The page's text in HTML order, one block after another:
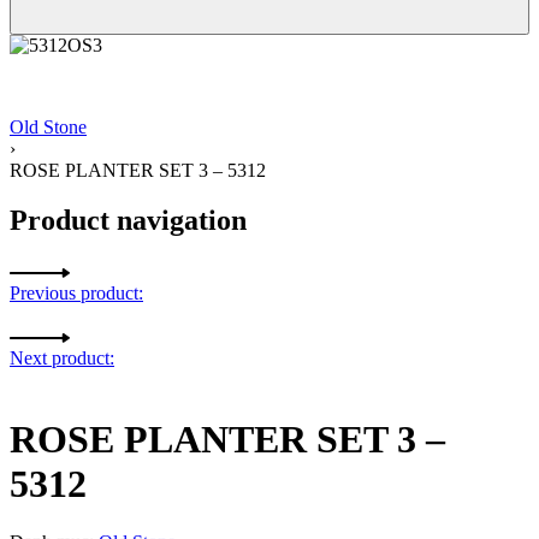
Old Stone
›
ROSE PLANTER SET 3 – 5312
Product navigation
Previous product:
Next product:
ROSE PLANTER SET 3 –
5312